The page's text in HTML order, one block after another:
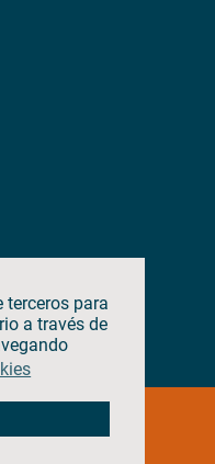
terceros para
a través de
reservados
Política de Cookies